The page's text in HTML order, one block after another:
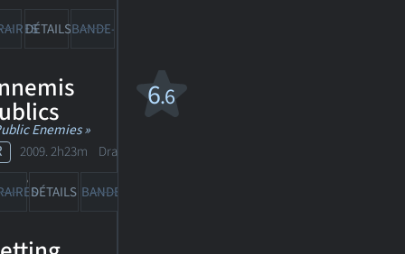
DÉTAILSBANDE-ANN
6.6
Enemies »
2009. 2h23m Drame criminel
DÉTAILS BANDE-ANN